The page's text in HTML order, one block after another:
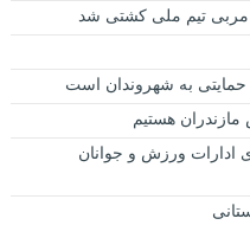
مربی تیم ملی کشتی شد
حمایتی به شهروندان است
هستیم
ادارات ورزش و جوانان